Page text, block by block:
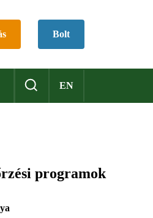
Bolt
EN
programok